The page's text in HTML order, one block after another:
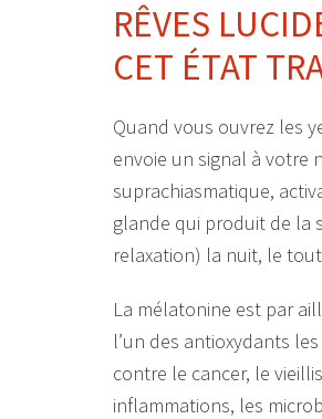
RÊVES
CET ÉTAT
Quand vous ouvrez les
envoie un signal à votre
suprachiasmatique,
glande qui produit de la
relaxation) la nuit, le
La mélatonine est par
l’un des antioxydants
contre le cancer, le
inflammations, les